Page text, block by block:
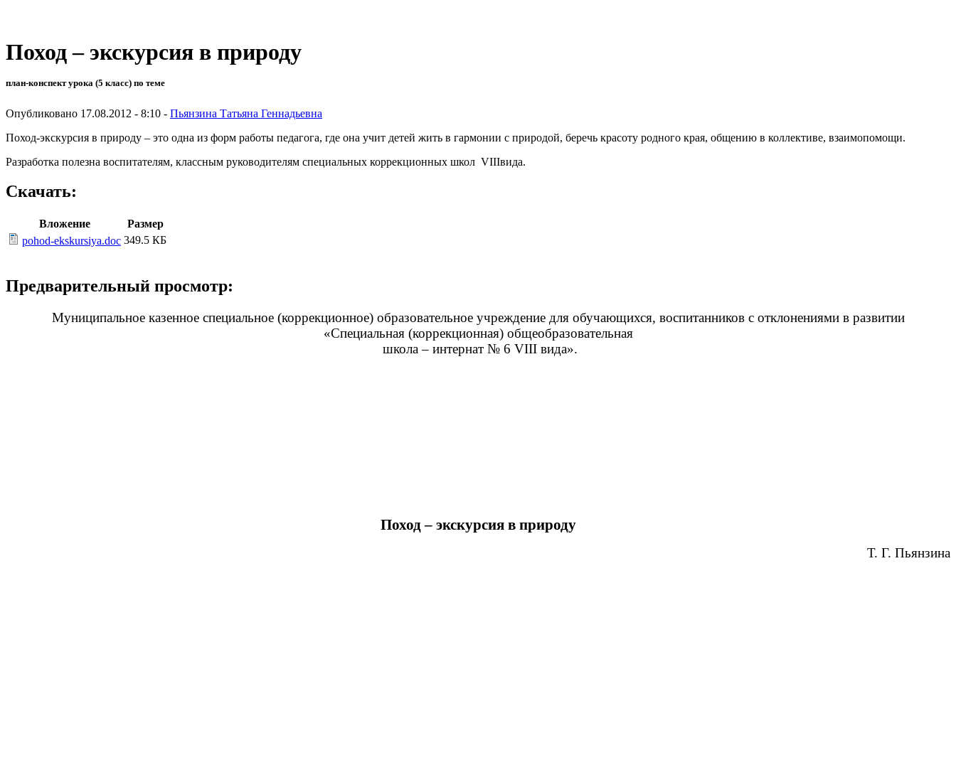
Поход – экскурсия в природу
план-конспект урока (5 класс) по теме
Опубликовано 17.08.2012 - 8:10 - Пьянзина Татьяна Геннадьевна
Поход-экскурсия в природу – это одна из форм работы педагога, где она учит детей жить в гармонии с природой, беречь красоту родного края, общению в коллективе, взаимопомощи.
Разработка полезна воспитателям, классным руководителям специальных коррекционных школ VIIIвида.
Скачать:
Вложение
Размер
pohod-ekskursiya.doc 349.5 КБ
Предварительный просмотр:
Муниципальное казенное специальное (коррекционное) образовательное учреждение для обучающихся, воспитанников с отклонениями в развитии
«Специальная (коррекционная) общеобразовательная
школа – интернат № 6 VIII вида».
Поход – экскурсия в природу
Т. Г. Пьянзина